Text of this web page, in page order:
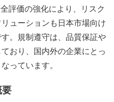
評価の強化により、リスク
ューションも日本市場向け
。規制遵守は、品質保証や
おり、国内外の企業にとっ
っています。